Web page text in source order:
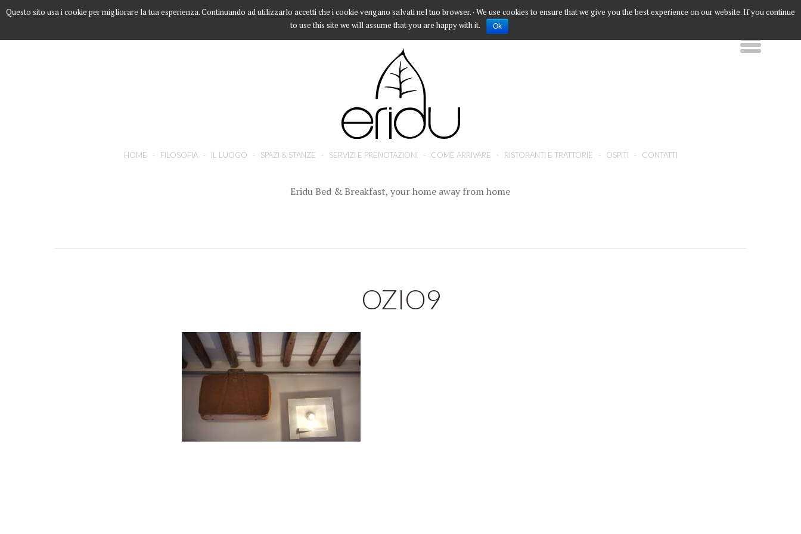
HOME - FILOSOFIA - IL LUOGO - SPAZI & STANZE - SERVIZI E PRENOTAZIONI - COME ARRIVARE - RISTORANTI E TRATTORIE - OSPITI - CONTATTI
Eridu Bed & Breakfast, your home away from home
OZIO9
Questo sito usa i cookie per migliorare la tua esperienza. Continuando ad utilizzarlo accetti che i cookie vengano salvati nel tuo browser. · We use cookies to ensure that we give you the best experience on our website. If you continue
to use this site we will assume that you are happy with it.
Ok